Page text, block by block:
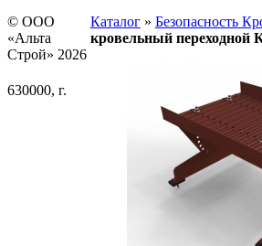
Каталог» Безопасность
кровельный переходной
© ООО
«Альта
Строй» 2026
630000, г.